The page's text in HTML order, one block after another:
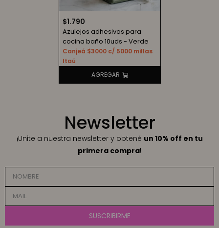
$1.790
Azulejos adhesivos para
cocina baño 10uds - Verde
Canjeá $3000 c/ 5000 millas
Itaú
Newsletter
¡Unite a nuestra newsletter y obtené un 10% off en tu
primera compra!
SUSCRIBIRME